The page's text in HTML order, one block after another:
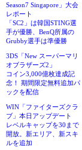
Season7 Singapore」大会
レポート
「SC2」は韓国STING選
手が優勝、BenQ所属の
Grubby選手は準優勝
3DS「New スーパーマリ
オブラザーズ2」
コイン3,000億枚達成記
念！ 期間限定無料追加パ
ックを配信
WIN「ファイターズクラ
ブ」本日アップデート
レベルキャップを30まで
開放。新エリア、新スキ
ルを追加